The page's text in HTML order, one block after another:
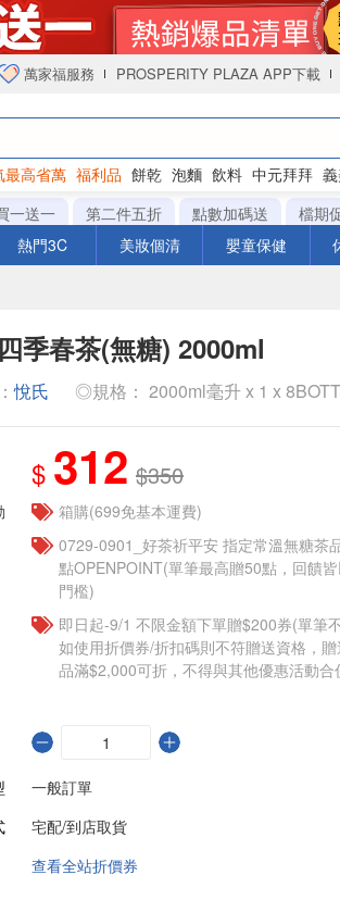
萬家福服務 PROSPERITY PLAZA APP下載
最高省萬 福利品 餅乾 泡麵 飲料 中元拜拜
一送一 第二件五折 點數加碼送
檔期
熱門3C 美妝個清 嬰童保健
季春茶(無糖) 2000ml
悅氏 ◎規格： 2000ml毫升 x 1 x
$ 312 $350
箱購(699免基本運費)
​​0729-0901_好茶祈平安 指定常溫無糖茶
點OPENPOINT(單筆最高贈50點，回饋
門檻)
即日起-9/1 不限金額下單贈$200券(單筆
如使用折價券/折扣碼則不符贈送資格，
品滿$2,000可折，不得與其他優惠活動合
一般訂單
宅配/到店取貨
查看全站折價券